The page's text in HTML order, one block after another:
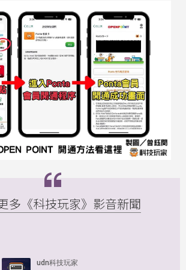
多《科技玩家》影音新聞